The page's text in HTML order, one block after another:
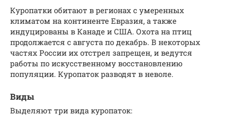
Куропатки обитают в регионах с умеренных
климатом на континенте Евразия, а также
индуцированы в Канаде и США. Охота на птиц
продолжается с августа по декабрь. В некоторых
частях России их отстрел запрещен, и ведутся
работы по искусственному восстановлению
популяции. Куропаток разводят в неволе.
Виды
Выделяют три вида куропаток: